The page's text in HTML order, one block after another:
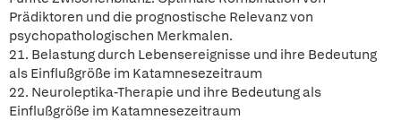
Prädiktoren und die prognostische Relevanz von
psychopathologischen Merkmalen.
21. Belastung durch Lebensereignisse und ihre Bedeutung
als Einflußgröße im Katamnesezeitraum
22. Neuroleptika-Therapie und ihre Bedeutung als
Einflußgröße im Katamnesezeitraum